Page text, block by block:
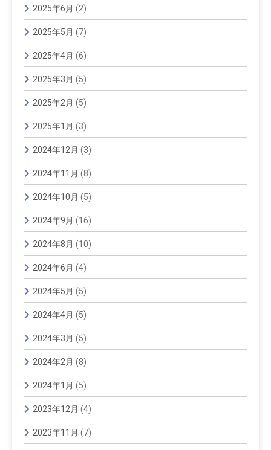
2025年6月 (2)
2025年5月 (7)
2025年4月 (6)
2025年3月 (5)
2025年2月 (5)
2025年1月 (3)
2024年12月 (3)
2024年11月 (8)
2024年10月 (5)
2024年9月 (16)
2024年8月 (10)
2024年6月 (4)
2024年5月 (5)
2024年4月 (5)
2024年3月 (5)
2024年2月 (8)
2024年1月 (5)
2023年12月 (4)
2023年11月 (7)